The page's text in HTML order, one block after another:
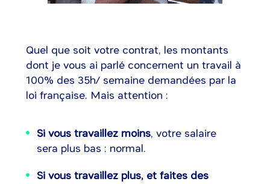
Quel que soit votre contrat, les montants
dont je vous ai parlé concernent un travail à
100% des 35h/ semaine demandées par la
loi française. Mais attention :
Si vous travaillez moins, votre salaire
sera plus bas : normal.
Si vous travaillez plus, et faites des